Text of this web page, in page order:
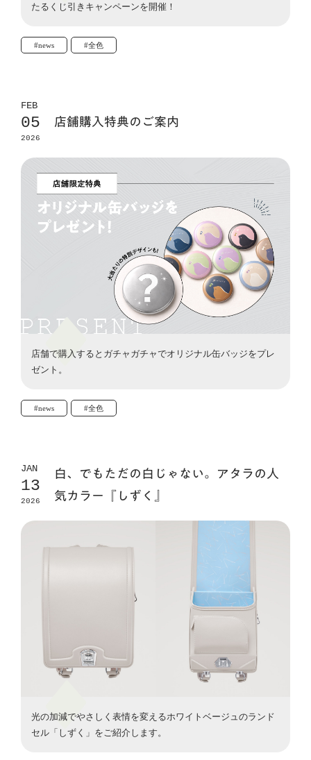
たるくじ引きキャンペーンを開催！
#news #全色
FEB
05
2026
店舗購入特典のご案内
店舗で購入するとガチャガチャでオリジナル缶バッジをプレ
ゼント。
#news #全色
JAN
13
2026
白、でもただの白じゃない。アタラの人
気カラー『しずく』
光の加減でやさしく表情を変えるホワイトベージュのランド
セル「しずく」をご紹介します。